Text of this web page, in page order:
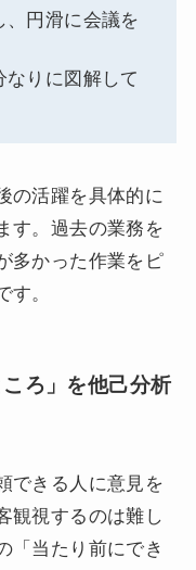
、円滑に会議を
りに図解して
の活躍を具体的に
す。過去の業務を
多かった作業をピ
す。
ろ」を他己分析
できる人に意見を
観視するのは難し
「当たり前にでき